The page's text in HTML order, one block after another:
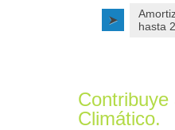
hasta
Climático.